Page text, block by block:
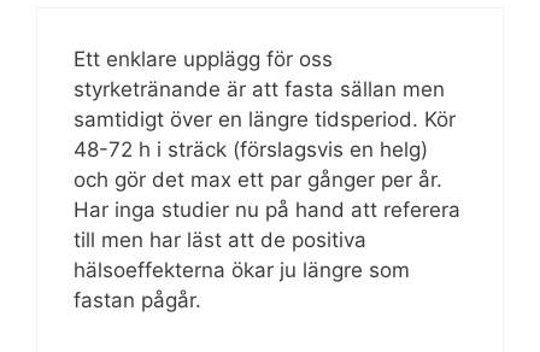
Ett enklare upplägg för oss
styrketränande är att fasta sällan men
samtidigt över en längre tidsperiod. Kör
48-72 h i sträck (förslagsvis en helg)
och gör det max ett par gånger per år.
Har inga studier nu på hand att referera
till men har läst att de positiva
hälsoeffekterna ökar ju längre som
fastan pågår.